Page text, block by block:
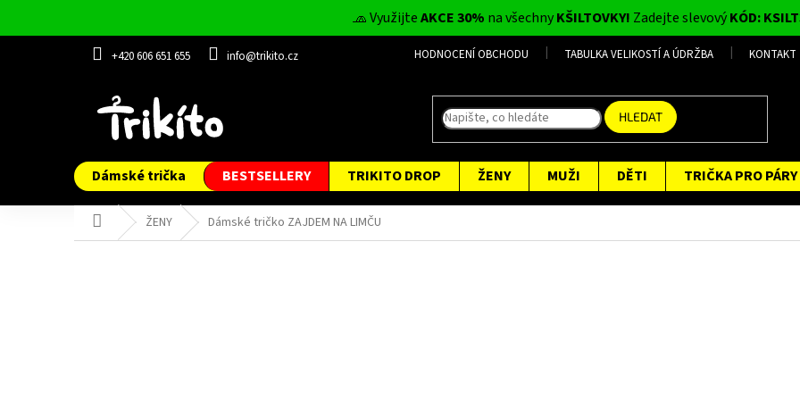
obsah
🧢 VyužijteAKCE 30% na všechnyKŠILTOVKY! Zadejte slevovýKÓD:
+420 606 651 655 info@trikito.cz HODNOCENÍ OBCHODU TABULKA VELIKOSTÍ A ÚDRŽBA KONTAKT
HLEDAT
Dámské trička BESTSELLERY TRIKITO DROP ŽENY MUŽI DĚTI TRIČKA PRO PÁRY
Domů ŽENY Dámské tričko ZAJDEM NA LIMČU